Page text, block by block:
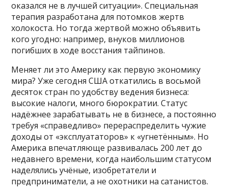
оказался не в лучшей ситуации». Специальная
терапия разработана для потомков жертв
холокоста. Но тогда жертвой можно объявить
кого угодно: например, внуков миллионов
погибших в ходе восстания тайпинов.
Меняет ли это Америку как первую экономику
мира? Уже сегодня США откатились в восьмой
десяток стран по удобству ведения бизнеса:
высокие налоги, много бюрократии. Статус
надёжнее зарабатывать не в бизнесе, а постоянно
требуя «справедливо» перераспределить чужие
доходы от «эксплуататоров» к «угнетённым». Но
Америка впечатляюще развивалась 200 лет до
недавнего времени, когда наибольшим статусом
наделялись учёные, изобретатели и
предприниматели, а не охотники на сатанистов.